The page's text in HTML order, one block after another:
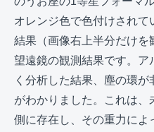
オレンジ色で色付けされて
結果（画像右上半分だけを
望遠鏡の観測結果です。ア
く分析した結果、塵の環
がわかりました。これは
側に存在し、その重力によ